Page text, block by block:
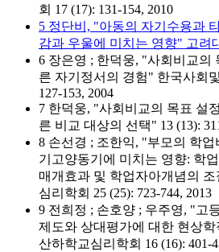
회 17 (17): 131-154, 2010
5 정단비, "아동의 자기수용과
감과 우울에 미치는 영향" 고려
6 장은영 ; 한덕웅, "사회비교의
른 자기정서의 경험" 한국사회
127-153, 2004
7 한덕웅, "사회비교의 목표 설
른 비교 대상의 선택" 13 (13):
8 손선경 ; 조한익, "부모의 학
기고양동기에 미치는 영향: 학
매개효과 및 학업자아개념의
심리학회 25 (25): 723-744, 2013
9 전희정 ; 손호양 ; 우주영, "고
제도와 상대평가에 대한 현상
산하학교심리학회 16 (16): 401-